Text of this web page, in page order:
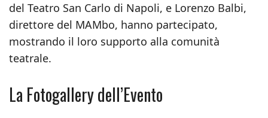
del Teatro San Carlo di Napoli, e Lorenzo Balbi,
direttore del MAMbo, hanno partecipato,
mostrando il loro supporto alla comunità
teatrale.
La Fotogallery dell’Evento